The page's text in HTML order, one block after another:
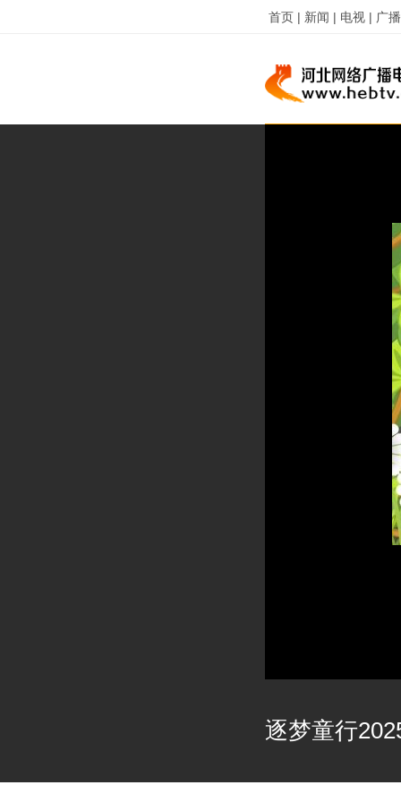
首页 | 新闻 | 电视 | 广
逐梦童行